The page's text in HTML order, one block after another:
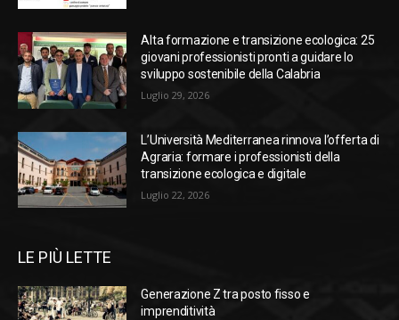
Alta formazione e transizione ecologica: 25
giovani professionisti pronti a guidare lo
sviluppo sostenibile della Calabria
Luglio 29, 2026
L’Università Mediterranea rinnova l’offerta di
Agraria: formare i professionisti della
transizione ecologica e digitale
Luglio 22, 2026
LE PIÙ LETTE
Generazione Z tra posto fisso e
imprenditività